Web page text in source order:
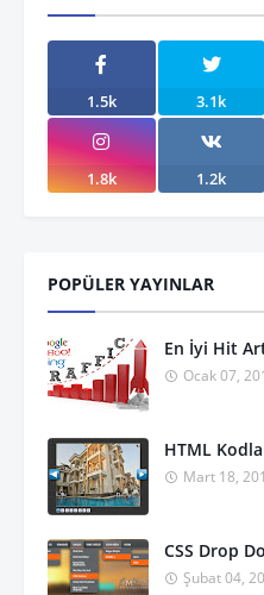
1.5k 3.1k
1.8k 1.2k
POPÜLER YAYINLAR
En İyi Hit
Ocak 07,
HTML
Mart 18,
CSS Drop
Şubat 04,